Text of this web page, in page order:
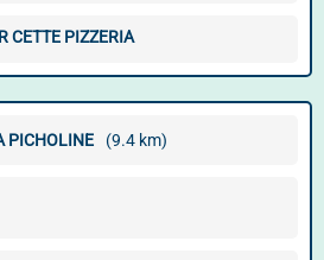
CETTE PIZZERIA
PICHOLINE (9.4 km)